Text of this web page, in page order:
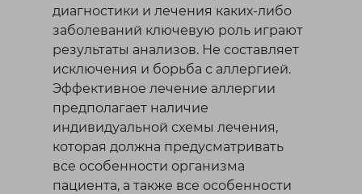
диагностики и лечения каких-либо
заболеваний ключевую роль играют
результаты анализов. Не составляет
исключения и борьба с аллергией.
Эффективное лечение аллергии
предполагает наличие
индивидуальной схемы лечения,
которая должна предусматривать
все особенности организма
пациента, а также все особенности